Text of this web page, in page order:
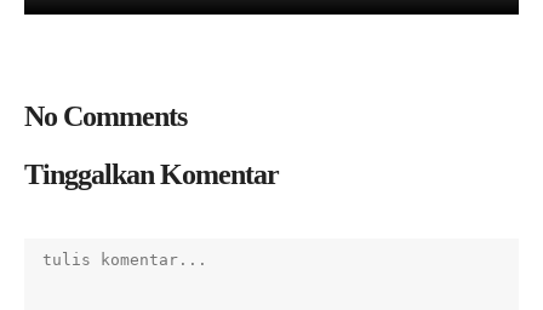
No Comments
Tinggalkan Komentar